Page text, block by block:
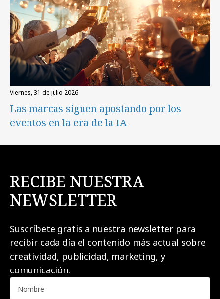
viernes, 31 de julio 2026
Las marcas siguen apostando por los
eventos en la era de la IA
RECIBE NUESTRA
NEWSLETTER
Suscríbete gratis a nuestra newsletter para
recibir cada día el contenido más actual sobre
creatividad, publicidad, marketing, y
comunicación.